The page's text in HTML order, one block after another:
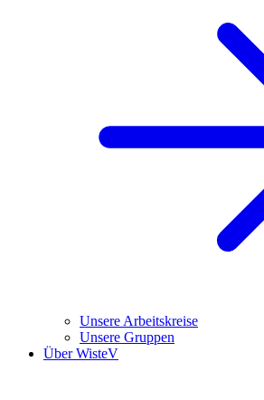
Unsere Arbeitskreise
Unsere Gruppen
Über WisteV